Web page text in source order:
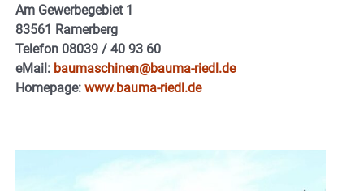
Am Gewerbegebiet 1
83561 Ramerberg
Telefon 08039 / 40 93 60
eMail: baumaschinen@bauma-riedl.de
Homepage: www.bauma-riedl.de